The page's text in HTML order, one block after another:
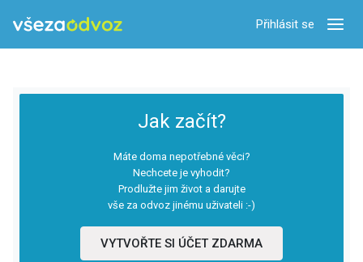
Přihlásit se
Jak začít?
Máte doma nepotřebné věci?
Nechcete je vyhodit?
Prodlužte jim život a darujte
vše za odvoz jinému uživateli :-)
VYTVOŘTE SI ÚČET ZDARMA